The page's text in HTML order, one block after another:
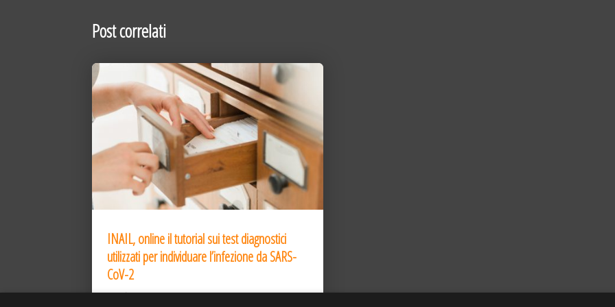
Post correlati
INAIL, online il tutorial sui test diagnostici
utilizzati per individuare l’infezione da SARS-
CoV-2
31 Dic 2020